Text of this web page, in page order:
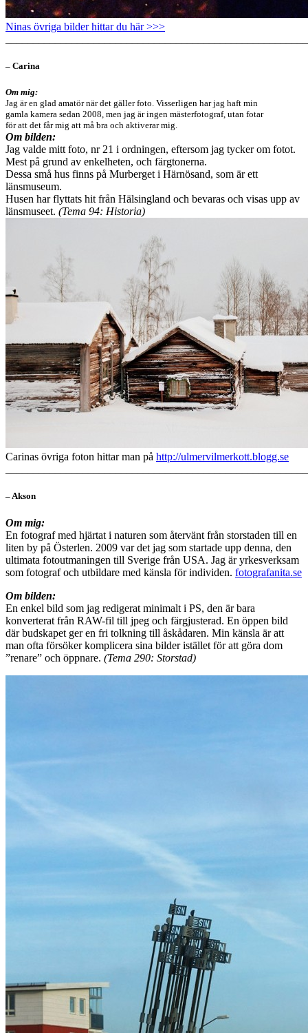
Ninas övriga bilder hittar du här >>>
– Carina
Om mig:
Jag är en glad amatör när det gäller foto. Visserligen har jag haft min
gamla kamera sedan 2008, men jag är ingen mästerfotograf, utan fotar
för att det får mig att må bra och aktiverar mig.
Om bilden:
Jag valde mitt foto, nr 21 i ordningen, eftersom jag tycker om fotot.
Mest på grund av enkelheten, och färgtonerna.
Dessa små hus finns på Murberget i Härnösand, som är ett
länsmuseum.
Husen har flyttats hit från Hälsingland och bevaras och visas upp av
länsmuseet. (Tema 94: Historia)
Carinas övriga foton hittar man på http://ulmervilmerkott.blogg.se
– Akson
Om mig:
En fotograf med hjärtat i naturen som återvänt från storstaden till en
liten by på Österlen. 2009 var det jag som startade upp denna, den
ultimata fotoutmaningen till Sverige från USA. Jag är yrkesverksam
som fotograf och utbildare med känsla för individen. fotografanita.se
Om bilden:
En enkel bild som jag redigerat minimalt i PS, den är bara
konverterat från RAW-fil till jpeg och färgjusterad. En öppen bild
där budskapet ger en fri tolkning till åskådaren. Min känsla är att
man ofta försöker komplicera sina bilder istället för att göra dom
”renare” och öppnare. (Tema 290: Storstad)